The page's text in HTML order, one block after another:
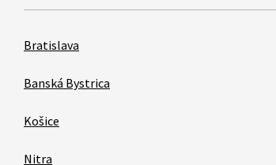
Bratislava
Banská Bystrica
Košice
Nitra